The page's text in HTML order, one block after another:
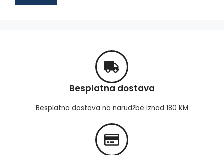
Besplatna dostava
Besplatna dostava na narudžbe iznad 180 KM